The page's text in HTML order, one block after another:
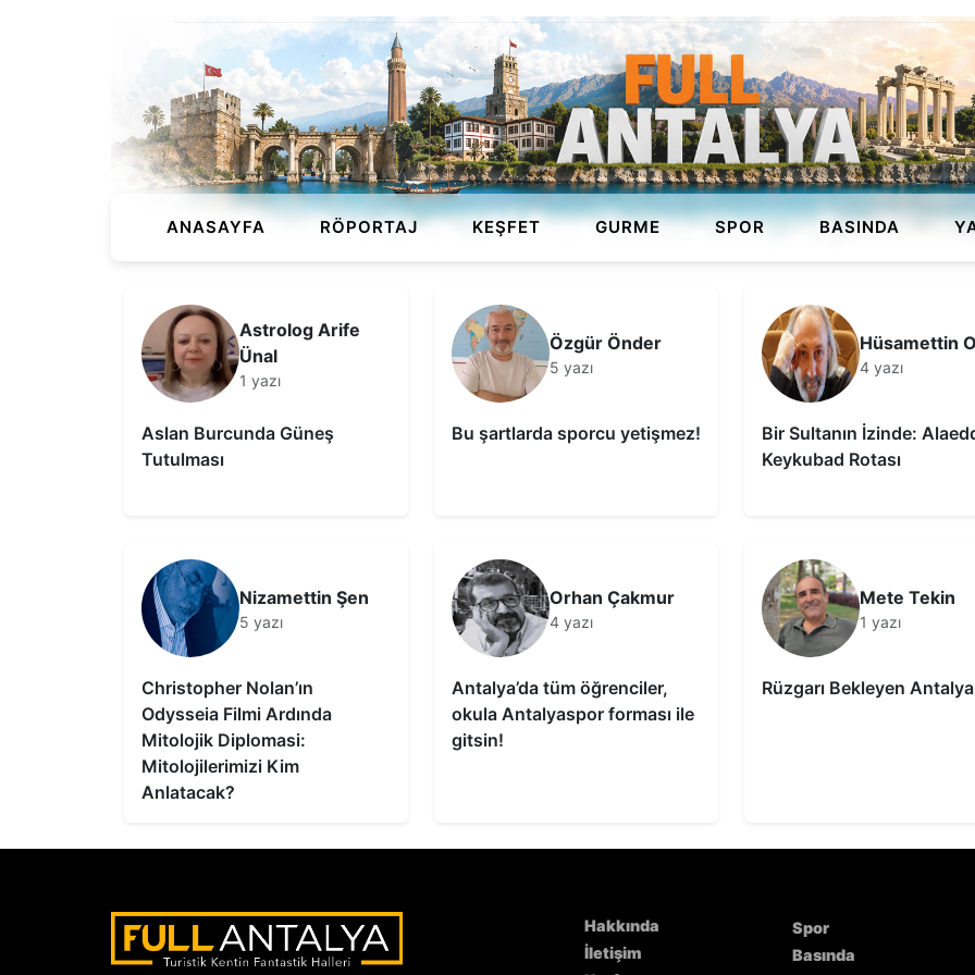
ANASAYFA RÖPORTAJ KEŞFET GURME SPOR BASINDA
Astrolog Arife
Ünal
1 yazı
Aslan Burcunda Güneş
Tutulması
Özgür Önder
5 yazı
Bu şartlarda sporcu yetişmez!
Hüsamettin
4 yazı
Bir Sultanın İzinde:
Keykubad Rotası
Nizamettin Şen
5 yazı
Christopher Nolan’ın
Odysseia Filmi Ardında
Mitolojik Diplomasi:
Mitolojilerimizi Kim
Anlatacak?
Orhan Çakmur
4 yazı
Antalya’da tüm öğrenciler,
okula Antalyaspor forması ile
gitsin!
Mete Tekin
1 yazı
Rüzgarı Bekleyen
Hakkında
İletişim
Spor
Basında